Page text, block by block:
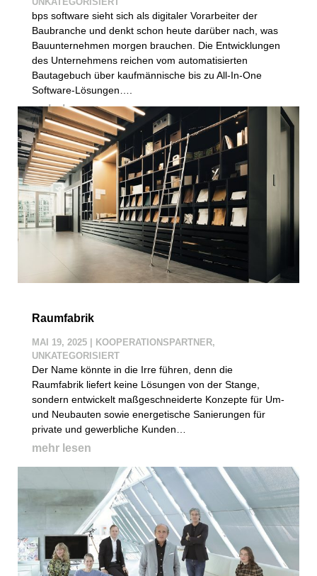
bps software sieht sich als digitaler Vorarbeiter der
Baubranche und denkt schon heute darüber nach, was
Bauunternehmen morgen brauchen. Die Entwicklungen
des Unternehmens reichen vom automatisierten
Bautagebuch über kaufmännische bis zu All-In-One
Software-Lösungen….
mehr lesen
Raumfabrik
MAI 19, 2025| KOOPERATIONSPARTNER,
UNKATEGORISIERT
Der Name könnte in die Irre führen, denn die
Raumfabrik liefert keine Lösungen von der Stange,
sondern entwickelt maßgeschneiderte Konzepte für Um-
und Neubauten sowie energetische Sanierungen für
private und gewerbliche Kunden…
mehr lesen